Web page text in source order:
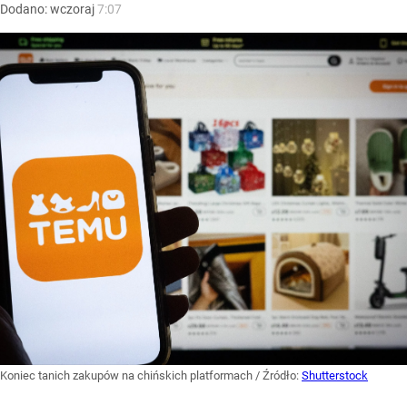
Dodano:wczoraj7:07
Koniec tanich zakupów na chińskich platformach / Źródło: Shutterstock